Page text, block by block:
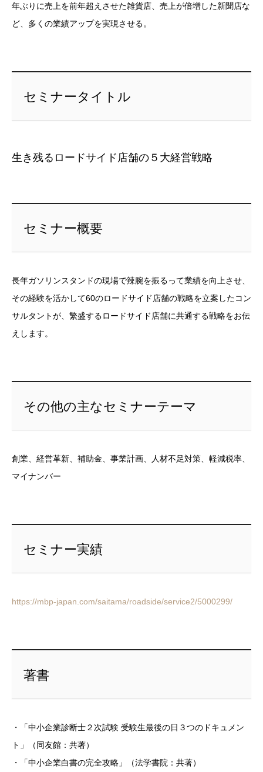
年ぶりに売上を前年超えさせた雑貨店、売上が倍増した新聞店な
ど、多くの業績アップを実現させる。
セミナータイトル
生き残るロードサイド店舗の５大経営戦略
セミナー概要
長年ガソリンスタンドの現場で辣腕を振るって業績を向上させ、
その経験を活かして60のロードサイド店舗の戦略を立案したコン
サルタントが、繁盛するロードサイド店舗に共通する戦略をお伝
えします。
その他の主なセミナーテーマ
創業、経営革新、補助金、事業計画、人材不足対策、軽減税率、
マイナンバー
セミナー実績
https://mbp-japan.com/saitama/roadside/service2/5000299/
著書
・「中小企業診断士２次試験 受験生最後の日３つのドキュメン
ト」（同友館：共著）
・「中小企業白書の完全攻略」（法学書院：共著）